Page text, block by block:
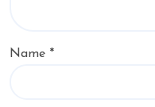
Name *